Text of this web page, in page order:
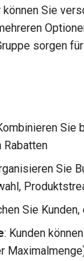
Sie
sorgen
Sie
Rabatten
Sie
Sie
: Kunden